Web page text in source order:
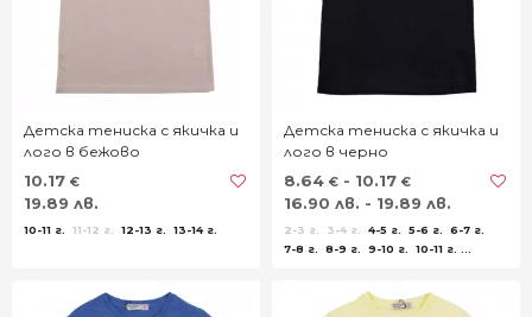
Детска тениска с якичка и
лого в бежово
10.17 €
19.89 лв.
10-11 г. 11-12 г. 12-13 г. 13-14 г.
Детска тениска с якичка и
лого в черно
8.64 € - 10.17 €
16.90 лв. - 19.89 лв.
2-3 г. 3-4 г. 4-5 г. 5-6 г.
6-7 г.
7-8 г.
8-9 г. 9-10 г.
10-11 г.